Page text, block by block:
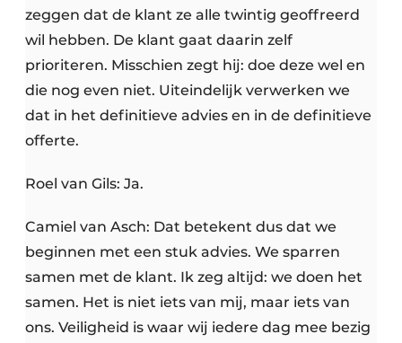
zeggen dat de klant ze alle twintig geoffreerd
wil hebben. De klant gaat daarin zelf
prioriteren. Misschien zegt hij: doe deze wel en
die nog even niet. Uiteindelijk verwerken we
dat in het definitieve advies en in de definitieve
offerte.
Roel van Gils: Ja.
Camiel van Asch: Dat betekent dus dat we
beginnen met een stuk advies. We sparren
samen met de klant. Ik zeg altijd: we doen het
samen. Het is niet iets van mij, maar iets van
ons. Veiligheid is waar wij iedere dag mee bezig